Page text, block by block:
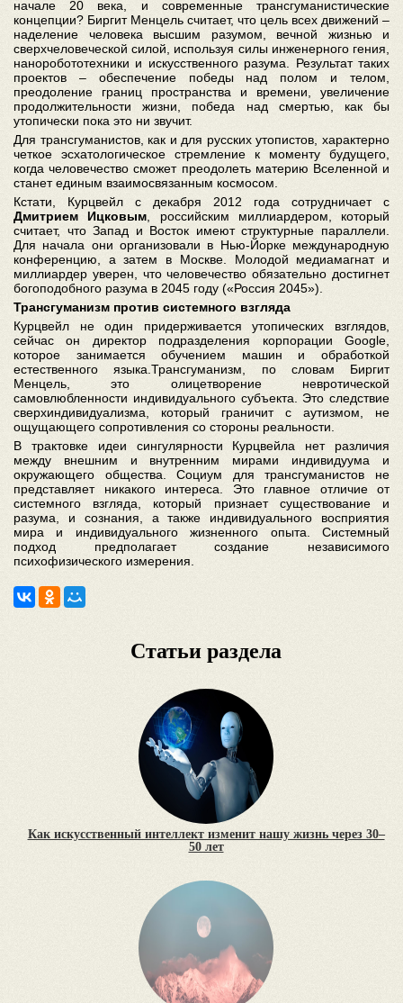
начале 20 века, и современные трансгуманистические
концепции? Биргит Менцель считает, что цель всех движений –
наделение человека высшим разумом, вечной жизнью и
сверхчеловеческой силой, используя силы инженерного гения,
наноробототехники и искусственного разума. Результат таких
проектов – обеспечение победы над полом и телом,
преодоление границ пространства и времени, увеличение
продолжительности жизни, победа над смертью, как бы
утопически пока это ни звучит.
Для трансгуманистов, как и для русских утопистов, характерно
четкое эсхатологическое стремление к моменту будущего,
когда человечество сможет преодолеть материю Вселенной и
станет единым взаимосвязанным космосом.
Кстати, Курцвейл с декабря 2012 года сотрудничает с
Дмитрием Ицковым , российским миллиардером, который
считает, что Запад и Восток имеют структурные параллели.
Для начала они организовали в Нью-Йорке международную
конференцию, а затем в Москве. Молодой медиамагнат и
миллиардер уверен, что человечество обязательно достигнет
богоподобного разума в 2045 году («Россия 2045»).
Трансгуманизм против системного взгляда
Курцвейл не один придерживается утопических взглядов,
сейчас он директор подразделения корпорации Google,
которое занимается обучением машин и обработкой
естественного языка.Трансгуманизм, по словам Биргит
Менцель, это олицетворение невротической
самовлюбленности индивидуального субъекта. Это следствие
сверхиндивидуализма, который граничит с аутизмом, не
ощущающего сопротивления со стороны реальности.
В трактовке идеи сингулярности Курцвейла нет различия
между внешним и внутренним мирами индивидуума и
окружающего общества. Социум для трансгуманистов не
представляет никакого интереса. Это главное отличие от
системного взгляда, который признает существование и
разума, и сознания, а также индивидуального восприятия
мира и индивидуального жизненного опыта. Системный
подход предполагает создание независимого
психофизического измерения.
Статьи раздела
Как искусственный интеллект изменит нашу жизнь через 30–
50 лет